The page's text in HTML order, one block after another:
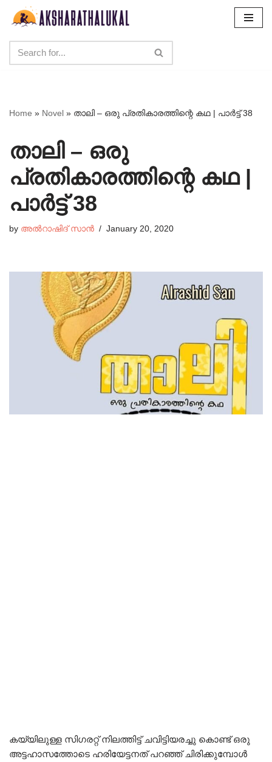
content
Home » Novel » താലി – ഒരു പ്രതികാരത്തിന്റെ കഥ | പാർട്ട്‌ 38
താലി – ഒരു
പ്രതികാരത്തിന്റെ കഥ |
പാർട്ട്‌ 38
by അൽറാഷിദ് സാൻ January 20, 2020
കയ്യിലുള്ള സിഗരറ്റ് നിലത്തിട്ട് ചവിട്ടിയരച്ചു കൊണ്ട് ഒരു
അട്ടഹാസത്തോടെ ഹരിയേട്ടനത് പറഞ്ഞ് ചിരിക്കുമ്പോൾ